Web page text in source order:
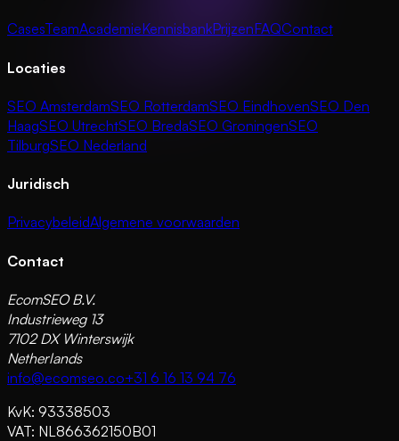
CasesTeamAcademieKennisbankPrijzenFAQContact
Locaties
SEO AmsterdamSEO RotterdamSEO EindhovenSEO Den
HaagSEO UtrechtSEO BredaSEO GroningenSEO
TilburgSEO Nederland
Juridisch
PrivacybeleidAlgemene voorwaarden
Contact
EcomSEO B.V.
Industrieweg 13
7102 DX Winterswijk
Netherlands
info@ecomseo.co+31 6 16 13 94 76
KvK: 93338503
VAT: NL866362150B01